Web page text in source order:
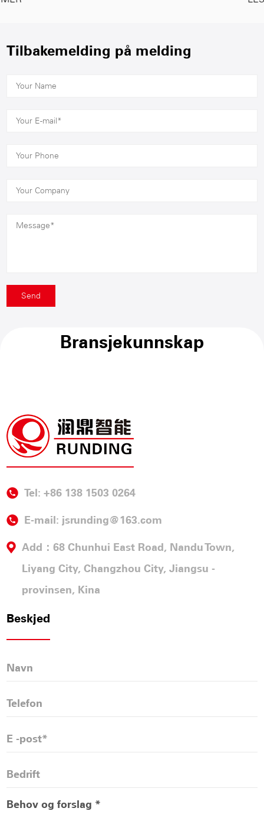
Tilbakemelding på melding
Bransjekunnskap
Tel: +86 138 1503 0264
E-mail: jsrunding@163.com
Add：68 Chunhui East Road, Nandu Town,
Liyang City, Changzhou City, Jiangsu -
provinsen, Kina
Beskjed